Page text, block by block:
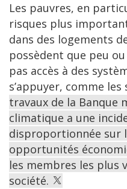
Les pauvres, en
risques plus
dans des logements
possèdent que peu
pas accès à des
s’appuyer, comme les
travaux de la Banque
climatique a une
disproportionnée sur
opportunités
les membres les plus
société.